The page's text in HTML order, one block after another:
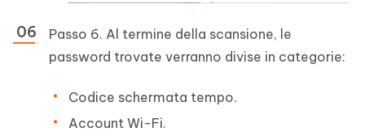
Passo 6. Al termine della scansione, le
password trovate verranno divise in categorie:
Codice schermata tempo.
Account Wi-Fi.